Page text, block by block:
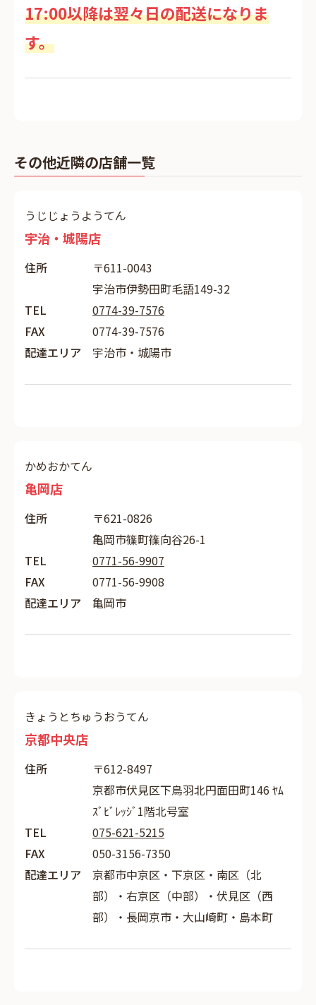
17:00以降は翌々日の配送になりま
す。
その他近隣の店舗一覧
うじじょうようてん
宇治・城陽店
住所
〒611-0043
宇治市伊勢田町毛語149-32
TEL
0774-39-7576
FAX
0774-39-7576
配達エリア
宇治市・城陽市
かめおかてん
亀岡店
住所
〒621-0826
亀岡市篠町篠向谷26-1
TEL
0771-56-9907
FAX
0771-56-9908
配達エリア
亀岡市
きょうとちゅうおうてん
京都中央店
住所
〒612-8497
京都市伏見区下鳥羽北円面田町146 ﾔﾑ
ｽﾞﾋﾞﾚｯｼﾞ1階北号室
TEL
075-621-5215
FAX
050-3156-7350
配達エリア
京都市中京区・下京区・南区（北
部）・右京区（中部）・伏見区（西
部）・長岡京市・大山崎町・島本町